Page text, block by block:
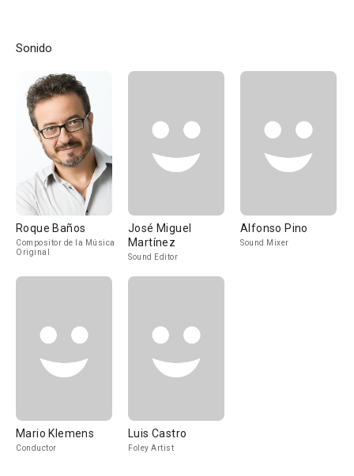
Sonido
Roque Baños
Compositor de la Música
Original
José Miguel
Martínez
Sound Editor
Alfonso Pino
Sound Mixer
Mario Klemens
Conductor
Luis Castro
Foley Artist